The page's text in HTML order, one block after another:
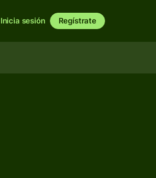
Inicia sesión Regístrate